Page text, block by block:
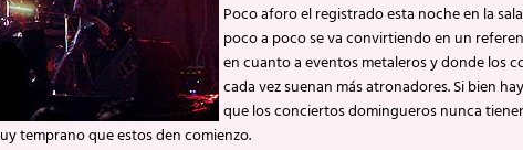
Poco aforo el registrado esta noche en la
poco a poco se va convirtiendo en un
en cuanto a eventos metaleros y donde los
cada vez suenan más atronadores. Si bien
que los conciertos domingueros nunca
temprano que estos den comienzo.